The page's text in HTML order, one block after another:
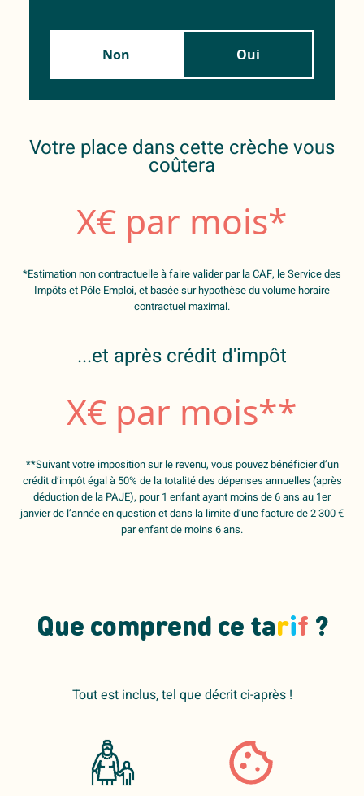
Non Oui
Votre place dans cette crèche vous
coûtera
X€ par mois*
*Estimation non contractuelle à faire valider par la CAF, le Service des
Impôts et Pôle Emploi, et basée sur hypothèse du volume horaire
contractuel maximal.
...et après crédit d'impôt
X€ par mois**
**Suivant votre imposition sur le revenu, vous pouvez bénéficier d’un
crédit d’impôt égal à 50% de la totalité des dépenses annuelles (après
déduction de la PAJE), pour 1 enfant ayant moins de 6 ans au 1er
janvier de l’année en question et dans la limite d’une facture de 2 300 €
par enfant de moins 6 ans.
Que comprend ce tarif ?
Tout est inclus, tel que décrit ci-après !